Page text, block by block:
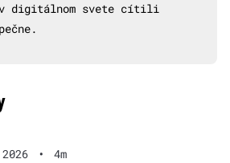
digitálnom svete cítili
•
4m